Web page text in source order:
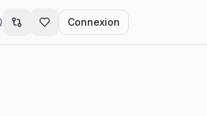
Connexion